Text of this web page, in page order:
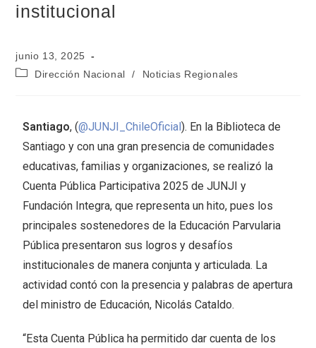
institucional
junio 13, 2025
Dirección Nacional
/ Noticias Regionales
Santiago, (@JUNJI_ChileOficial). En la Biblioteca de
Santiago y con una gran presencia de comunidades
educativas, familias y organizaciones, se realizó la
Cuenta Pública Participativa 2025 de JUNJI y
Fundación Integra, que representa un hito, pues los
principales sostenedores de la Educación Parvularia
Pública presentaron sus logros y desafíos
institucionales de manera conjunta y articulada. La
actividad contó con la presencia y palabras de apertura
del ministro de Educación, Nicolás Cataldo.
“Esta Cuenta Pública ha permitido dar cuenta de los